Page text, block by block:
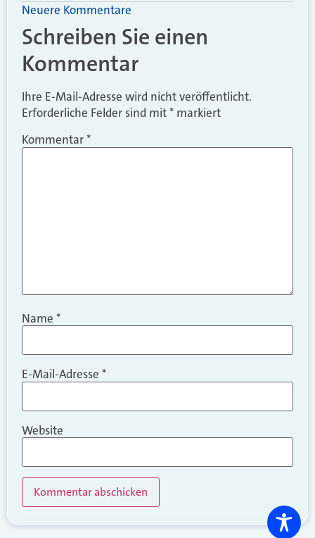
Neuere Kommentare
Schreiben Sie einen
Kommentar
Ihre E-Mail-Adresse wird nicht veröffentlicht.
Erforderliche Felder sind mit* markiert
Kommentar*
Name *
E-Mail-Adresse *
Website
Alternative: